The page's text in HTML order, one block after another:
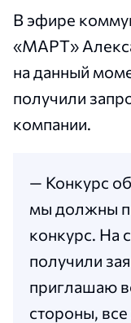
В эфире
«МАРТ»
на данный
получили
компании.
— Конкурс
мы должны
конкурс. На
получили
приглашаю
стороны,